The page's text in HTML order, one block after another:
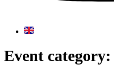
Event category: